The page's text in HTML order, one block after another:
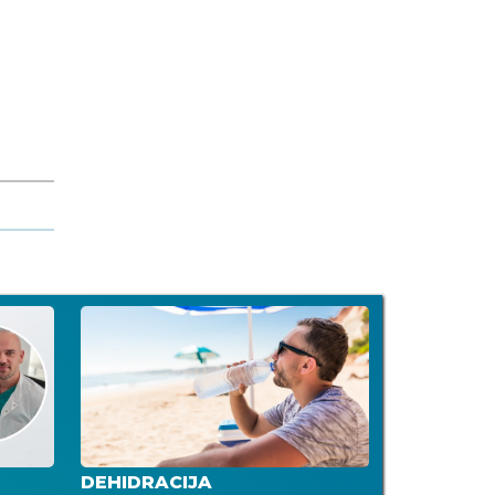
DEHIDRACIJA